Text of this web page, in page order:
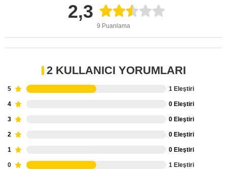
2,3
9 Puanlama
2 KULLANICI YORUMLARI
5 1 Eleştiri
4 0 Eleştiri
3 0 Eleştiri
2 0 Eleştiri
1 0 Eleştiri
0 1 Eleştiri